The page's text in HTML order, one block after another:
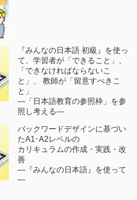
『みんなの日本語 初級』を使っ
て、学習者が「できること」、
「できなければならないこ
と」、 教師が「留意すべきこ
と」
―「日本語教育の参照枠」を参
照し考える―
バックワードデザインに基づい
たA1･A2レベルの
カリキュラムの作成・実践・改
善
―『みんなの日本語』を使って
―